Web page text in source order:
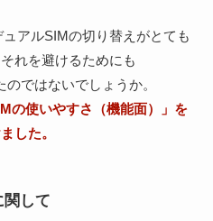
アルSIMの切り替えがとても
れを避けるためにも
ではないでしょうか。
の使いやすさ（機能面）」を
した。
関して